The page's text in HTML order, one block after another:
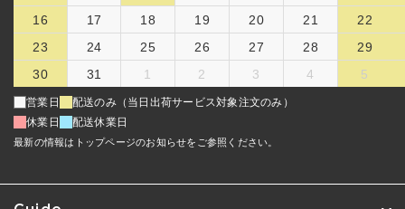
16
17 18 19 20 21
22
23
24 25 26 27 28
29
30
31 1 2 3 4 5
営業日
配送のみ（当日出荷サービス対象注文のみ）
休業日
配送休業日
最新の情報はトップページのお知らせをご参照ください。